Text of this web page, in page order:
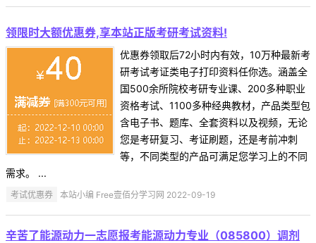
领限时大额优惠券,享本站正版考研考试资料!
优惠券领取后72小时内有效，10万种最新考
研考试考证类电子打印资料任你选。涵盖全
国500余所院校考研专业课、200多种职业
资格考试、1100多种经典教材，产品类型包
含电子书、题库、全套资料以及视频，无论
您是考研复习、考证刷题，还是考前冲刺
等，不同类型的产品可满足您学习上的不同
需求。 ...
考试优惠券 本站小编 Free壹佰分学习网 2022-09-19
辛苦了能源动力一志愿报考能源动力专业（085800）调剂